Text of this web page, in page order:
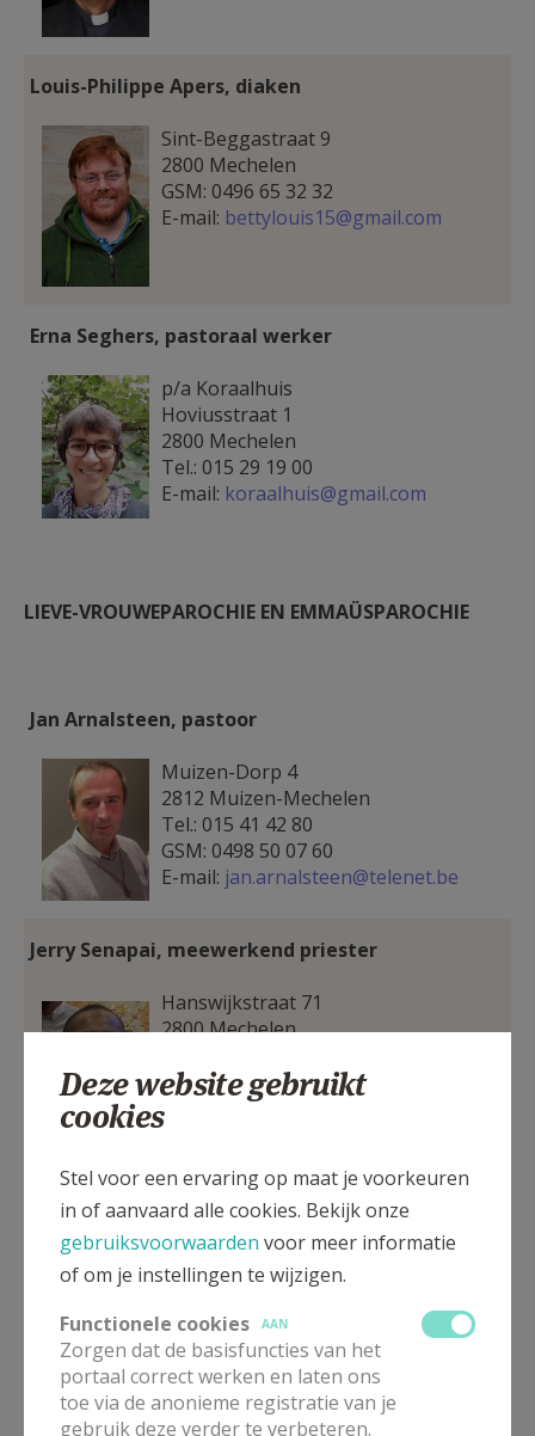
Louis-Philippe Apers, diaken
louis1.jpgSint-Beggastraat 9
2800 Mechelen
GSM: 0496 65 32 32
E-mail: bettylouis15@gmail.com
Erna Seghers, pastoraal werker
Erna.jpg p/a Koraalhuis
Hoviusstraat 1
2800 Mechelen
Tel.: 015 29 19 00
E-mail: koraalhuis@gmail.com
LIEVE-VROUWEPAROCHIE EN EMMAÜSPAROCHIE
Jan Arnalsteen, pastoor
Jan A.- 2013.jpg
Muizen-Dorp 4
2812 Muizen-Mechelen
Tel.: 015 41 42 80
GSM: 0498 50 07 60
E-mail: jan.arnalsteen@telenet.be
Jerry Senapai, meewerkend priester
Jerry1.jpegHanswijkstraat 71
2800 Mechelen
E-mail:jsenapai@yahoo.fr
Koen Vandergoten, diaken
Koen 2018.jpgGSM: 0468 10 76 72
E-mail: koen.vandergoten@telenet.be
Zuster Ann Van Steenweghen, pastoraal werker
Deze website gebruikt
cookies
Stel voor een ervaring op maat je voorkeuren
in of aanvaard alle cookies. Bekijk onze
gebruiksvoorwaarden voor meer informatie
of om je instellingen te wijzigen.
Functionele cookies
AAN
Zorgen dat de basisfuncties van het
portaal correct werken en laten ons
toe via de anonieme registratie van je
gebruik deze verder te verbeteren.